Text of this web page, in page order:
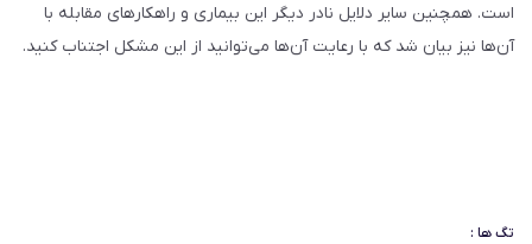
است. همچنین سایر دلایل نادر دیگر این بیماری و راهکارهای مقابله با
آن‌ها نیز بیان شد که با رعایت آن‌ها می‌توانید از این مشکل اجتناب کنید.
تگ ها :